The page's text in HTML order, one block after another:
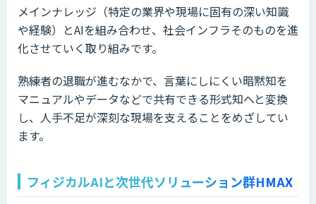
メインナレッジ（特定の業界や現場に固有の深い知識
や経験）とAIを組み合わせ、社会インフラそのものを進
化させていく取り組みです。
熟練者の退職が進むなかで、言葉にしにくい暗黙知を
マニュアルやデータなどで共有できる形式知へと変換
し、人手不足が深刻な現場を支えることをめざしてい
ます。
フィジカルAIと次世代ソリューション群HMAX